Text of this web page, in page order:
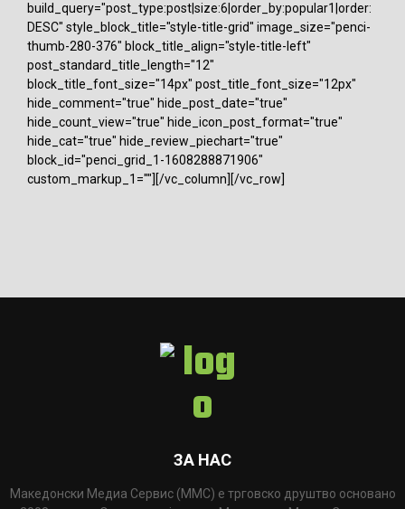
build_query="post_type:post|size:6|order_by:popular1|order:
DESC" style_block_title="style-title-grid" image_size="penci-
thumb-280-376" block_title_align="style-title-left"
post_standard_title_length="12"
block_title_font_size="14px" post_title_font_size="12px"
hide_comment="true" hide_post_date="true"
hide_count_view="true" hide_icon_post_format="true"
hide_cat="true" hide_review_piechart="true"
block_id="penci_grid_1-1608288871906"
custom_markup_1=""][/vc_column][/vc_row]
ЗА НАС
Македонски Медиа Сервис (ММС) е трговско друштво основано